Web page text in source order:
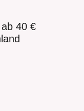
40 €